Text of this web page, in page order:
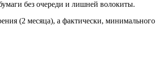
без очереди и лишней волокиты.
(2 месяца), а фактически, минимального